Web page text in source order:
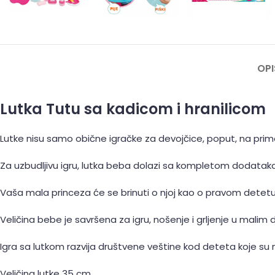
Lutka Tutu sa kadicom i hranilicom
Lutke nisu samo obične igračke za devojčice, poput, na
Za uzbudljivu igru, lutka beba dolazi sa kompletom
Vaša mala princeza će se brinuti o njoj kao o pravom
Veličina bebe je savršena za igru, nošenje i grljenje u malim
Igra sa lutkom razvija društvene veštine kod deteta koje su